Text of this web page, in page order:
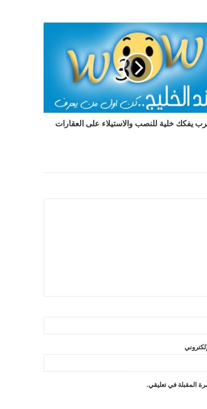
يفكك خلية للنصب والاستيلاء على العقارات
المقبلة في تعليقي.